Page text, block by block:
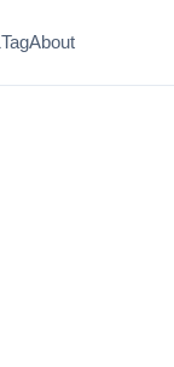
TagAbout